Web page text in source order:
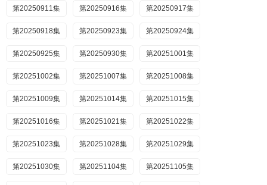
第20250911集 第20250916集 第20250917集
第20250918集 第20250923集 第20250924集
第20250925集 第20250930集 第20251001集
第20251002集 第20251007集 第20251008集
第20251009集 第20251014集 第20251015集
第20251016集 第20251021集 第20251022集
第20251023集 第20251028集 第20251029集
第20251030集 第20251104集 第20251105集